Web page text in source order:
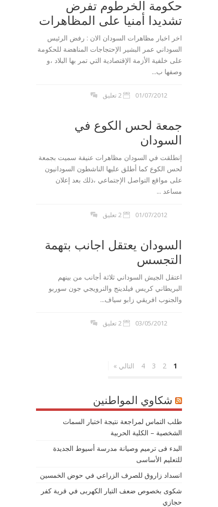
حكومة الخرطوم تفرض
تشديدا أمنيا على المظاهرات
اخر اخبار مظاهرات السودان الان : رفض الرئيس
السوداني عمر البشير الإحتجاجات المناهضة للحكومة
على خلفية الأزمة الإقتصادية التي تمر بها البلاد ،و
وصفها ب...
01/07/2012 2 تعليق
جمعة لحس الكوع في
السودان
إنطلقت في السودان مظاهرات عنيفة سميت بجمعة
لحس الكوع كما أطلق عليها الناشطون السودانيون
على مواقع التواصل الإجتماعي ،ذلك بعد إعلان
مساعد ...
01/07/2012 2 تعليق
السودان يعتقل اجانب بتهمة
التجسس
اعتقل الجيش السوداني ثلاثة أجانب من بينهم
البريطاني كريس فيلدينج والنرويجي جون سوربو
والجنوب افريقي زابو سياف...
03/05/2012 2 تعليق
1
2
3
4 التالي »
شكاوي المواطنين
طلب التماس لمراجعة نتيجة اختبار السمات
الشخصية – الكلية الحربية
البدء فى ترميم وصيانة مدرسة أسيوط الجديدة
للتعليم الأساسى
انسداد زاروق للصرف الزراعي في حوض الخمسين
شكوى بخصوص ضعف التيار الكهربى في قرية كفر
حجازي